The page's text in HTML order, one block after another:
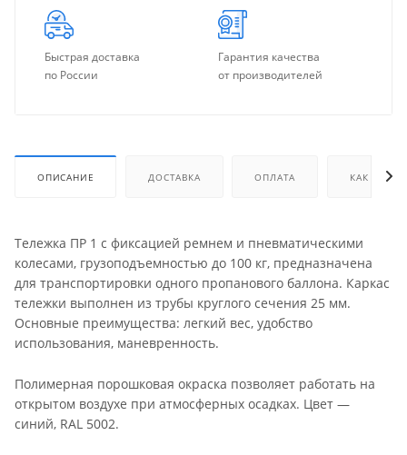
Быстрая доставка
по России
Гарантия качества
от производителей
ОПИСАНИЕ ДОСТАВКА ОПЛАТА КАК
Тележка ПР 1 с фиксацией ремнем и пневматическими
колесами, грузоподъемностью до 100 кг, предназначена
для транспортировки одного пропанового баллона. Каркас
тележки выполнен из трубы круглого сечения 25 мм.
Основные преимущества: легкий вес, удобство
использования, маневренность.
Полимерная порошковая окраска позволяет работать на
открытом воздухе при атмосферных осадках. Цвет —
синий, RAL 5002.